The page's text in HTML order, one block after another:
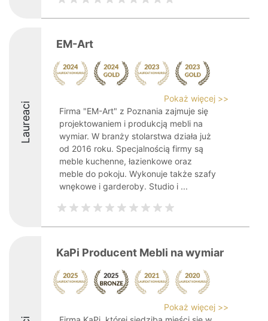
Laureaci
EM-Art
Pokaż więcej >>
Firma "EM-Art" z Poznania zajmuje się
projektowaniem i produkcją mebli na
wymiar. W branży stolarstwa działa już
od 2016 roku. Specjalnością firmy są
meble kuchenne, łazienkowe oraz
meble do pokoju. Wykonuje także szafy
wnękowe i garderoby. Studio i ...
KaPi Producent Mebli na wymiar
Pokaż więcej >>